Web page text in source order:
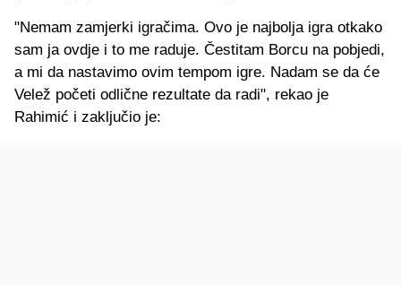
"Nemam zamjerki igračima. Ovo je najbolja igra otkako
sam ja ovdje i to me raduje. Čestitam Borcu na pobjedi,
a mi da nastavimo ovim tempom igre. Nadam se da će
Velež početi odlične rezultate da radi", rekao je
Rahimić i zaključio je: